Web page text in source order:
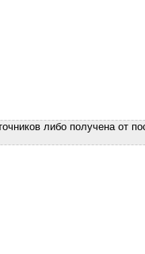
либо получена от